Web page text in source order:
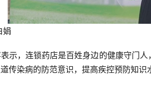
示，连锁药店是百姓身边的健康守门
传染病的防范意识，提高疾控预防知识